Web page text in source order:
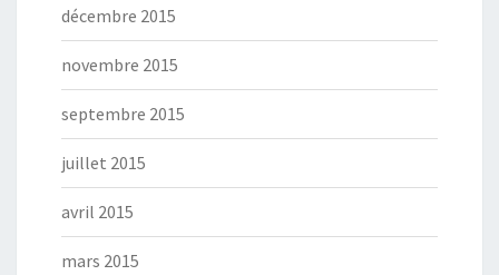
décembre 2015
novembre 2015
septembre 2015
juillet 2015
avril 2015
mars 2015